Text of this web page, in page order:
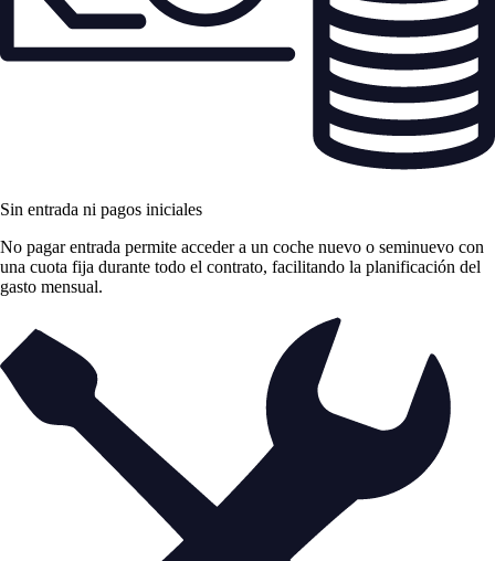
Sin entrada ni pagos iniciales
No pagar entrada permite acceder a un coche nuevo o seminuevo con
una cuota fija durante todo el contrato, facilitando la planificación del
gasto mensual.